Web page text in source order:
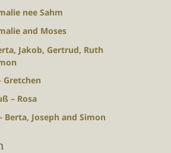
nee Sahm
and Moses
Jakob, Gertrud, Ruth
Gretchen
– Rosa
Berta, Joseph and Simon